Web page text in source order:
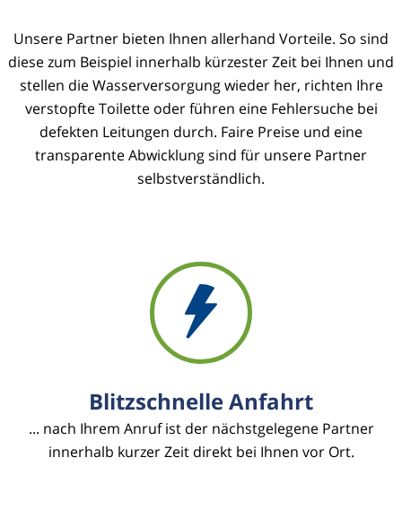
Unsere Partner bieten Ihnen allerhand Vorteile. So sind
diese zum Beispiel innerhalb kürzester Zeit bei Ihnen und
stellen die Wasserversorgung wieder her, richten Ihre
verstopfte Toilette oder führen eine Fehlersuche bei
defekten Leitungen durch. Faire Preise und eine
transparente Abwicklung sind für unsere Partner
selbstverständlich.
Blitzschnelle Anfahrt
... nach Ihrem Anruf ist der nächstgelegene Partner
innerhalb kurzer Zeit direkt bei Ihnen vor Ort.